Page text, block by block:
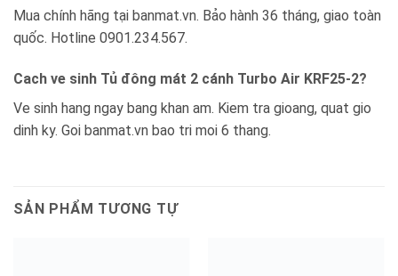
Mua chính hãng tại banmat.vn. Bảo hành 36 tháng, giao toàn
quốc. Hotline 0901.234.567.
Cach ve sinh Tủ đông mát 2 cánh Turbo Air KRF25-2?
Ve sinh hang ngay bang khan am. Kiem tra gioang, quat gio
dinh ky. Goi banmat.vn bao tri moi 6 thang.
SẢN PHẨM TƯƠNG TỰ